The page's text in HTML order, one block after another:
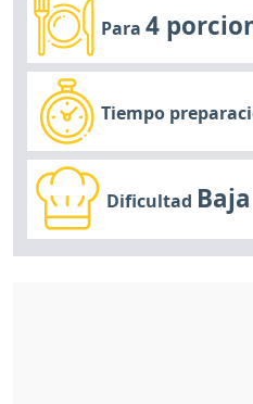
Para4
Tiempo
Dificultad Baja